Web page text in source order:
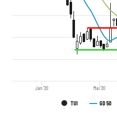
TUI GD 50
Jan '20 Mai '20